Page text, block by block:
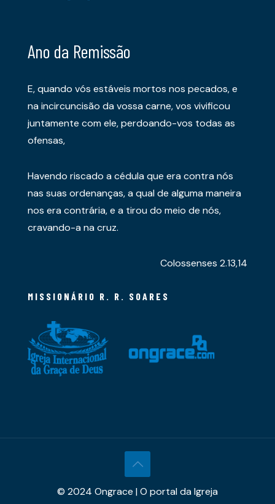
Ano da Remissão
E, quando vós estáveis mortos nos pecados, e
na incircuncisão da vossa carne, vos vivificou
juntamente com ele, perdoando-vos todas as
ofensas,
Havendo riscado a cédula que era contra nós
nas suas ordenanças, a qual de alguma maneira
nos era contrária, e a tirou do meio de nós,
cravando-a na cruz.
Colossenses 2.13,14
MISSIONÁRIO R. R. SOARES
© 2024 Ongrace | O portal da Igreja